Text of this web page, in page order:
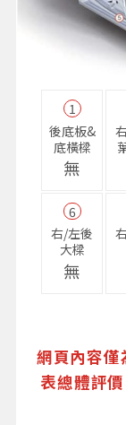
1
後底板&
底橫樑
無
6
右/左後
大樑
無
網頁內容僅
表總體評價